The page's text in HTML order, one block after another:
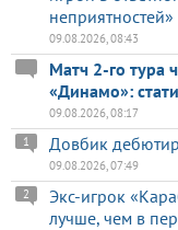
неприятностей»
09.08.2026, 08:43
Матч 2-го тура
«Динамо»:
09.08.2026, 08:17
Довбик
1
09.08.2026, 07:49
Экс-игрок
лучше, чем в
2